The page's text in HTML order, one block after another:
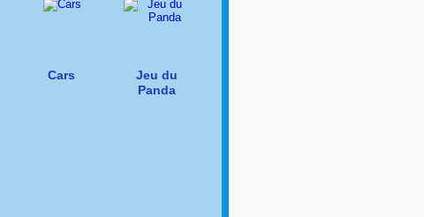
Cars
Jeu du
Panda